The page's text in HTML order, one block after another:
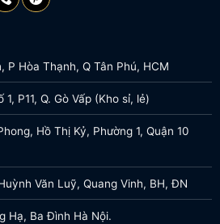
P Hòa Thạnh, Q Tân Phú, HCM
P11, Q. Gò Vấp (Kho sỉ, lẻ)
Hồ Thị Kỷ, Phường 1, Quận 10
Văn Luỹ, Quang Vinh, BH, ĐN
Hạ, Ba Đình Hà Nội.